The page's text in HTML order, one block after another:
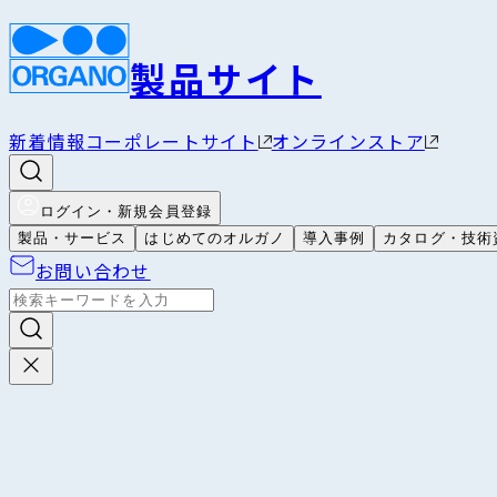
製品サイト
新着情報コーポレートサイト オンラインストア
ログイン・新規会員登録
製品・サービス
はじめてのオルガノ 導入事例 カタログ・技術
お問い合わせ